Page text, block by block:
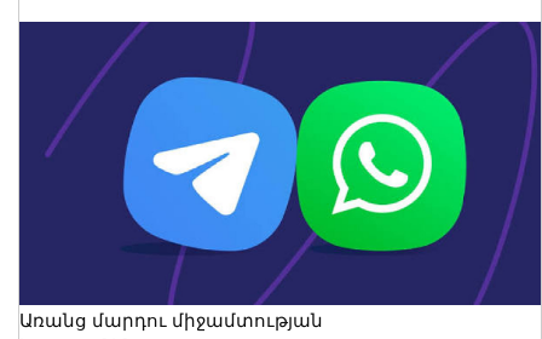
Կոտայքի մարզում Toyota-ն շրջվել է
երթևեկելի գոտում․ տուժել են կինը և
երկու անչափահաս երեխաները
09 Օգոստոս, 2026 23:02
Առանց մարդու միջամտության